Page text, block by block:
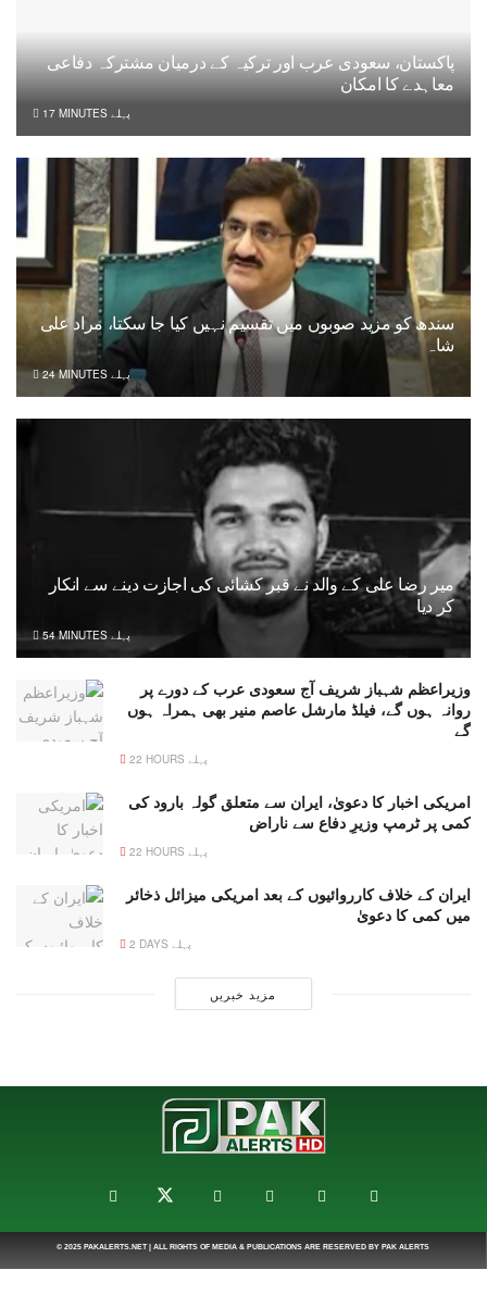
پاکستان، سعودی عرب اور ترکیہ کے درمیان مشترکہ دفاعی
معاہدے کا امکان
17 MINUTES پہلے
سندھ کو مزید صوبوں میں تقسیم نہیں کیا جا سکتا، مراد علی
شاہ
24 MINUTES پہلے
میر رضا علی کے والد نے قبر کشائی کی اجازت دینے سے انکار
کر دیا
54 MINUTES پہلے
وزیراعظم شہباز شریف آج سعودی عرب کے دورے پر
روانہ ہوں گے، فیلڈ مارشل عاصم منیر بھی ہمراہ ہوں
گے
22 HOURS پہلے
امریکی اخبار کا دعویٰ، ایران سے متعلق گولہ بارود کی
کمی پر ٹرمپ وزیرِ دفاع سے ناراض
22 HOURS پہلے
ایران کے خلاف کارروائیوں کے بعد امریکی میزائل ذخائر
میں کمی کا دعویٰ
2 DAYS پہلے
مزید خبریں
© 2025 PAKALERTS.NET| ALL RIGHTS OF MEDIA & PUBLICATIONS ARE RESERVED BY PAK ALERTS